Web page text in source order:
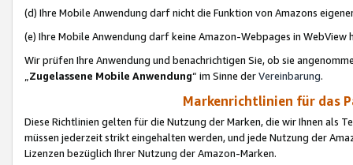
(d) Ihre Mobile Anwendung darf nicht die Funktion von Amazons
(e) Ihre Mobile Anwendung darf keine Amazon-Webpages in WebView
Wir prüfen Ihre Anwendung und benachrichtigen Sie, ob sie
„Zugelassene Mobile Anwendung“ im Sinne derVereinbarung.
Markenrichtlinien für das
Diese Richtlinien gelten für die Nutzung der Marken, die wir Ihnen als
müssen jederzeit strikt eingehalten werden, und jede Nutzung der
Lizenzen bezüglich Ihrer Nutzung der Amazon-Marken.